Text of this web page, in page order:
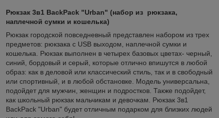
Рюкзак 3в1 BackPack "Urban" (набор из рюкзака,
наплечной сумки и кошелька)
Рюкзак городской повседневный представлен набором из трех
предметов: рюкзака с USB выходом, наплечной сумки и
кошелька. Рюкзак выполнен в четырех базовых цветах- черный,
синий, бордовый и серый, которые отлично впишутся в любой
образ: как в деловой или классический стиль, так и в свободный
или спортивный, и в любой обстановке. Модель универсальна,
подойдет для мужчин, женщин и подростков. Также подойдет,
как школьный рюкзак мальчикам и девочкам. Рюкзак 3в1
BackPack "Urban" будет отличным подарком для близких людей